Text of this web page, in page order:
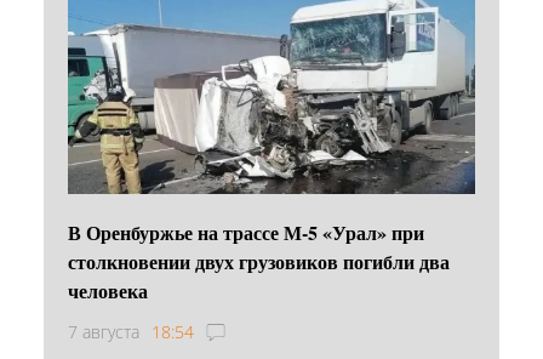
В Оренбуржье на трассе М-5 «Урал» при
столкновении двух грузовиков погибли два
человека
7 августа 18:54